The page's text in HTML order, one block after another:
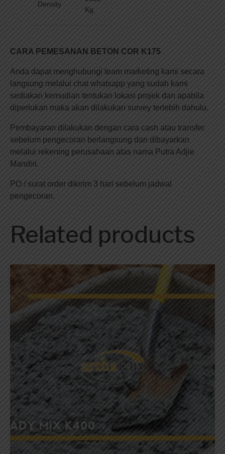
Density
Kg
CARA PEMESANAN BETON COR K175
Anda dapat menghubungi team marketing kami secara
langsung melalui chat whatsapp yang sudah kami
sediakan kemudian tentukan lokasi projek dan apabila
diperlukan maka akan dilakukan survey terlebih dahulu.
Pembayaran dilakukan dengan cara cash atau transfer
sebelum pengecoran berlangsung dan dibayarkan
melalui rekening perusahaan atas nama Putra Adjie
Mandiri.
PO / surat order dikirim 3 hari sebelum jadwal
pengecoran.
Related products